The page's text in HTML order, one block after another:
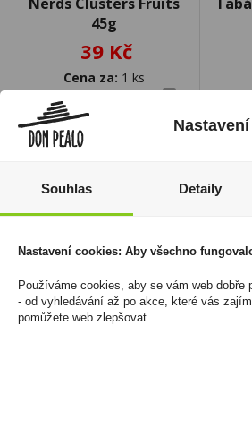
45g
39 Kč
Cena za: 1 ks
Skladem:50 - 100 ks
Souhlas Detaily
Nastavení cookies: Aby všechno
Používáme cookies, aby se vám web dobře
- od vyhledávání až po akce, které vás
pomůžete web zlepšovat.